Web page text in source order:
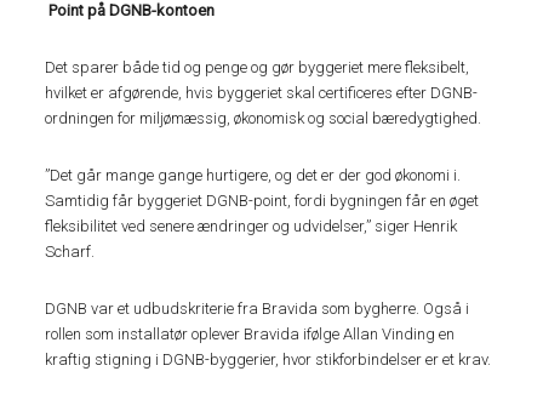
Point på DGNB-kontoen
Det sparer både tid og penge og gør byggeriet mere fleksibelt,
hvilket er afgørende, hvis byggeriet skal certificeres efter DGNB-
ordningen for miljømæssig, økonomisk og social bæredygtighed.
”Det går mange gange hurtigere, og det er der god økonomi i.
Samtidig får byggeriet DGNB-point, fordi bygningen får en øget
fleksibilitet ved senere ændringer og udvidelser,” siger Henrik
Scharf.
DGNB var et udbudskriterie fra Bravida som bygherre. Også i
rollen som installatør oplever Bravida ifølge Allan Vinding en
kraftig stigning i DGNB-byggerier, hvor stikforbindelser er et krav.